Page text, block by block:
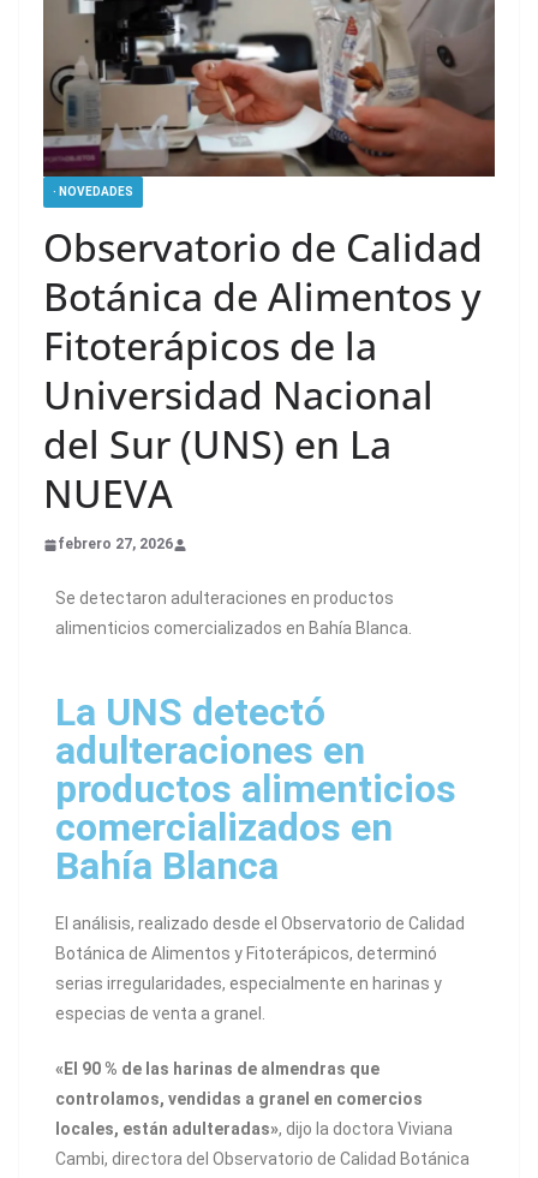
· NOVEDADES
Observatorio de Calidad
Botánica de Alimentos y
Fitoterápicos de la
Universidad Nacional
del Sur (UNS) en La
NUEVA
febrero 27, 2026
Se detectaron adulteraciones en productos
alimenticios comercializados en Bahía Blanca.
La UNS detectó
adulteraciones en
productos alimenticios
comercializados en
Bahía Blanca
El análisis, realizado desde el Observatorio de Calidad
Botánica de Alimentos y Fitoterápicos, determinó
serias irregularidades, especialmente en harinas y
especias de venta a granel.
«El 90 % de las harinas de almendras que
controlamos, vendidas a granel en comercios
locales, están adulteradas», dijo la doctora Viviana
Cambi, directora del Observatorio de Calidad Botánica